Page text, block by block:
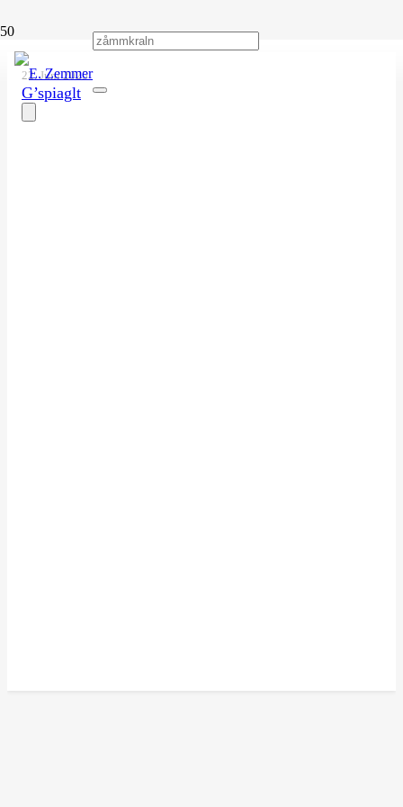
22. Juni 2025
G’spiaglt